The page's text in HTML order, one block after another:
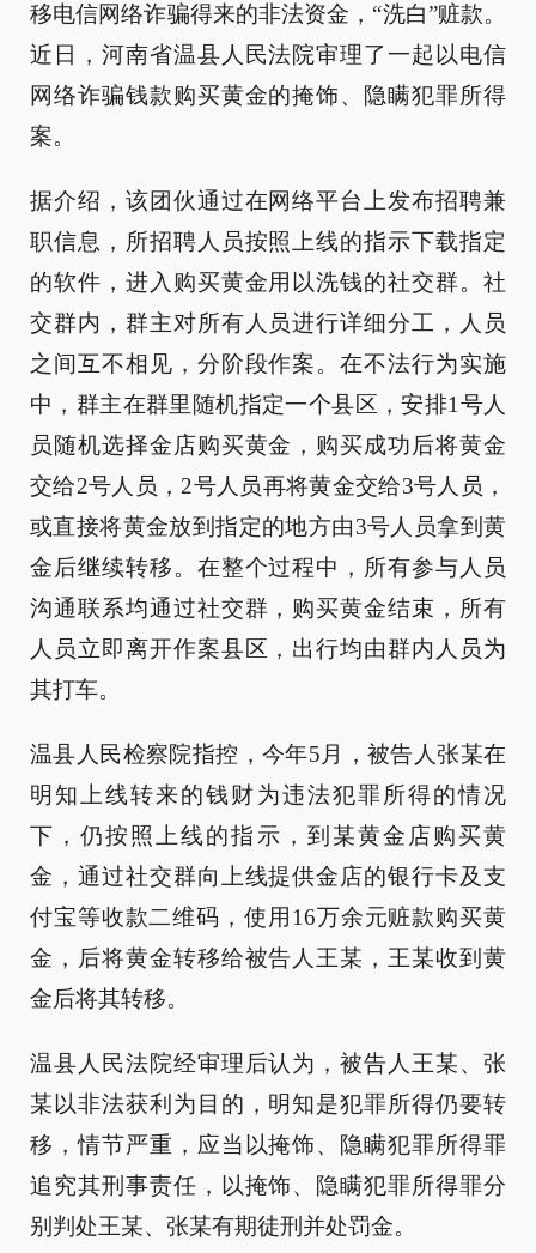
移电信网络诈骗得来的非法资金，“洗白”赃款。
近日，河南省温县人民法院审理了一起以电信
网络诈骗钱款购买黄金的掩饰、隐瞒犯罪所得
案。
据介绍，该团伙通过在网络平台上发布招聘兼
职信息，所招聘人员按照上线的指示下载指定
的软件，进入购买黄金用以洗钱的社交群。社
交群内，群主对所有人员进行详细分工，人员
之间互不相见，分阶段作案。在不法行为实施
中，群主在群里随机指定一个县区，安排1号人
员随机选择金店购买黄金，购买成功后将黄金
交给2号人员，2号人员再将黄金交给3号人员，
或直接将黄金放到指定的地方由3号人员拿到黄
金后继续转移。在整个过程中，所有参与人员
沟通联系均通过社交群，购买黄金结束，所有
人员立即离开作案县区，出行均由群内人员为
其打车。
温县人民检察院指控，今年5月，被告人张某在
明知上线转来的钱财为违法犯罪所得的情况
下，仍按照上线的指示，到某黄金店购买黄
金，通过社交群向上线提供金店的银行卡及支
付宝等收款二维码，使用16万余元赃款购买黄
金，后将黄金转移给被告人王某，王某收到黄
金后将其转移。
温县人民法院经审理后认为，被告人王某、张
某以非法获利为目的，明知是犯罪所得仍要转
移，情节严重，应当以掩饰、隐瞒犯罪所得罪
追究其刑事责任，以掩饰、隐瞒犯罪所得罪分
别判处王某、张某有期徒刑并处罚金。